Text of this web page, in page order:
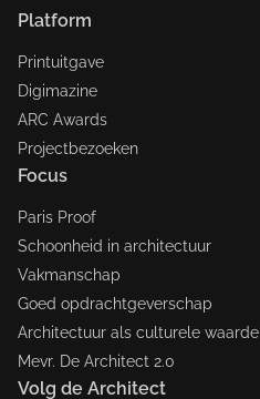
Platform
Printuitgave
Digimazine
ARC Awards
Projectbezoeken
Focus
Paris Proof
Schoonheid in architectuur
Vakmanschap
Goed opdrachtgeverschap
Architectuur als culturele waarde
Mevr. De Architect 2.0
Volg de Architect